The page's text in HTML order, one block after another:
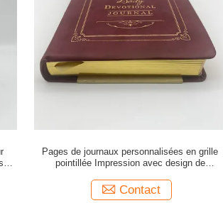
Pages de journaux personnalisées en grille
pointillée Impression avec design de
Contact